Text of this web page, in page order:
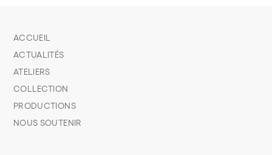
ACCUEIL
ACTUALITÉS
ATELIERS
COLLECTION
PRODUCTIONS
NOUS SOUTENIR